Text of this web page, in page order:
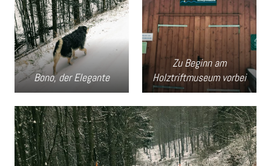
Bono, der Elegante
Zu Beginn am
Holztriftmuseum vorbei